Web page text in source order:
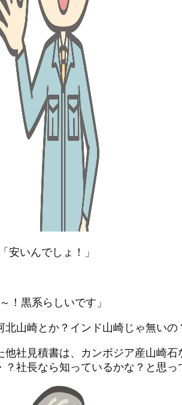
「安いんでしょ！」
！黒系らしいです」
北山崎とか？インド山崎じゃ無いの
他社見積書は、カンボジア産山崎石
社長なら知っているかな？と思っ